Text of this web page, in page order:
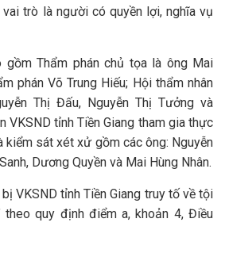
trò là người có quyền lợi, nghĩa vụ
Thẩm phán chủ tọa là ông Mai
phán Võ Trung Hiếu; Hội thẩm nhân
Thị Đấu, Nguyễn Thị Tưởng và
VKSND tỉnh Tiền Giang tham gia thực
kiểm sát xét xử gồm các ông: Nguyễn
Dương Quyền và Mai Hùng Nhân.
VKSND tỉnh Tiền Giang truy tố về tội
theo quy định điểm a, khoản 4, Điều